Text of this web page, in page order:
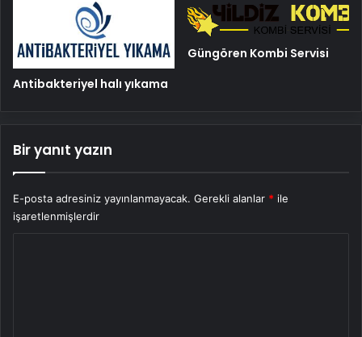
Antibakteriyel halı yıkama
Güngören Kombi Servisi
Bir yanıt yazın
E-posta adresiniz yayınlanmayacak. Gerekli alanlar * ile
işaretlenmişlerdir